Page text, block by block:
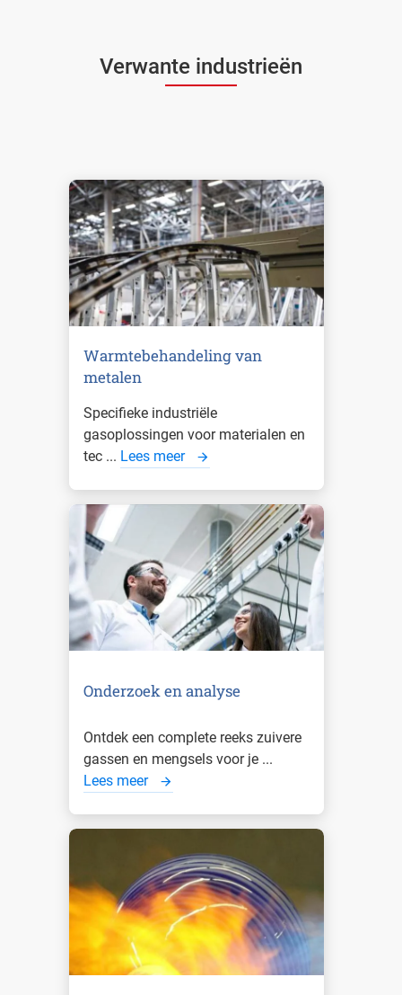
Verwante industrieën
Warmtebehandeling van
metalen
Specifieke industriële
gasoplossingen voor materialen en
tec ... Lees meer
Onderzoek en analyse
Ontdek een complete reeks zuivere
gassen en mengsels voor je ...
Lees meer